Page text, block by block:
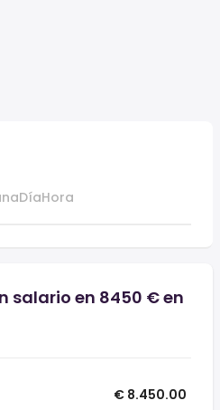
DíaHora
salario en 8450 € en
€ 8.450.00